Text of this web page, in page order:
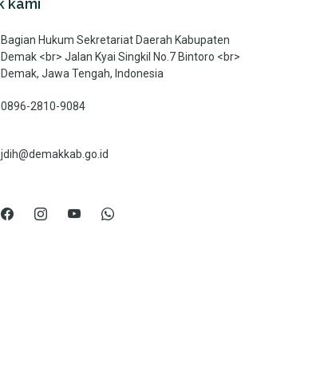
kami
Bagian Hukum Sekretariat Daerah Kabupaten
Demak <br> Jalan Kyai Singkil No.7 Bintoro <br>
Demak, Jawa Tengah, Indonesia
0896-2810-9084
jdih@demakkab.go.id